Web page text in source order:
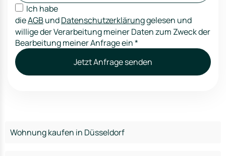
Ich habe
dieAGBundDatenschutzerklärunggelesen und
willige der Verarbeitung meiner Daten zum Zweck der
Bearbeitung meiner Anfrage ein*
Jetzt Anfrage senden
Wohnung kaufen in Düsseldorf